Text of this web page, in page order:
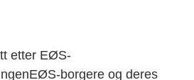
etter EØS-
borgere og deres